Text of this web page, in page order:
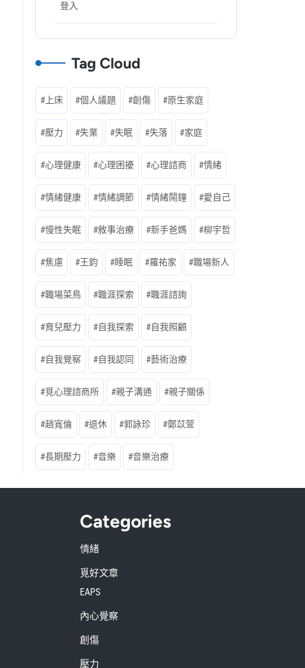
登入
Tag Cloud
上床 個人議題 創傷 原生家庭
壓力 失業 失眠 失落 家庭
心理健康 心理困擾 心理諮商 情緒
情緒健康 情緒調節 情緒鬧鐘 愛自己
慢性失眠 敘事治療 新手爸媽 柳宇哲
焦慮 王鈞 睡眠 羅祐家 職場新人
職場菜鳥 職涯探索 職涯諮詢
育兒壓力 自我探索 自我照顧
自我覺察 自我認同 藝術治療
覓心理諮商所 親子溝通 親子關係
趙寬倫 退休 郭詠珍 鄭苡萱
長期壓力 音樂 音樂治療
Categories
情緒
覓好文章
EAPS
內心覺察
創傷
壓力